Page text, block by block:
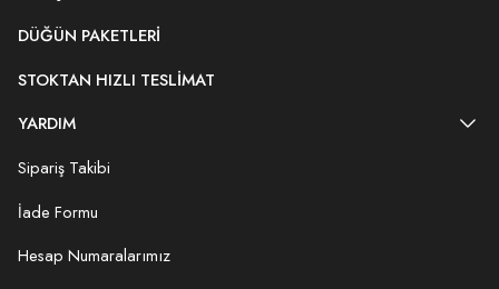
DÜĞÜN PAKETLERI
STOKTAN HIZLI TESLIMAT
YARDIM
Sipariş Takibi
İade Formu
Hesap Numaralarımız